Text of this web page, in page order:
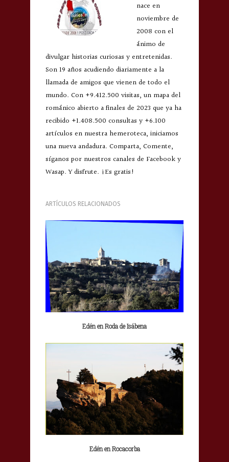
nace en
noviembre de
2008 con el
ánimo de
divulgar historias curiosas y entretenidas.
Son 19 años acudiendo diariamente a la
llamada de amigos que vienen de todo el
mundo. Con +9.412.500 visitas, un mapa del
románico abierto a finales de 2023 que ya ha
recibido +1.408.500 consultas y +6.100
artículos en nuestra hemeroteca, iniciamos
una nueva andadura. Comparta, Comente,
síganos por nuestros canales de Facebook y
Wasap. Y disfrute. ¡Es gratis!
ARTÍCULOS RELACIONADOS
Edén en Roda de Isábena
Edén en Rocacorba